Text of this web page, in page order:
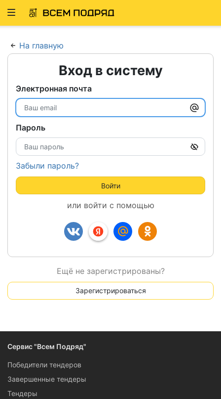
Развернуть
На главную
Вход в систему
Электронная почта
Пароль
Забыли пароль?
Войти
или войти с помощью
Ещё не зарегистрированы?
Зарегистрироваться
Сервис "Всем Подряд"
Победители тендеров
Завершенные тендеры
Тендеры